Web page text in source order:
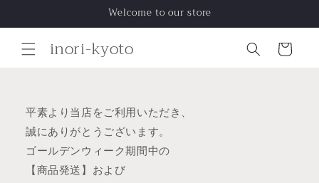
進む
Welcome to our store
inori-kyoto
カ
ー
平素より当店をご利用いただき、
誠にありがとうございます。
ゴールデンウィーク期間中の
【商品発送】および